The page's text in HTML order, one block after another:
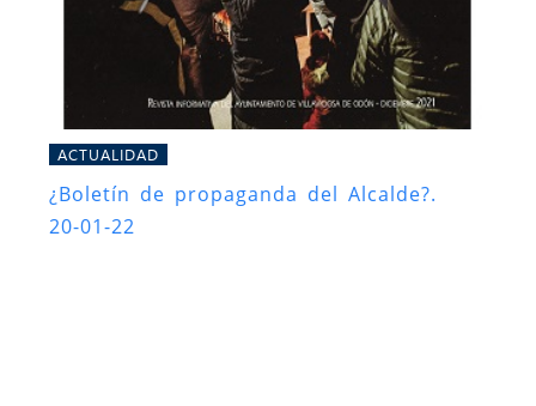
ACTUALIDAD
¿Boletín de propaganda del Alcalde?.
20-01-22